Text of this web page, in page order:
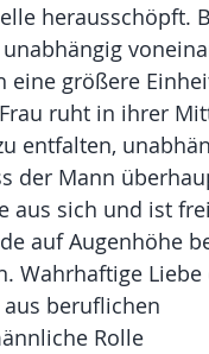
herausschöpft.
größere
ruht in ihrer
entfalten,
der Mann
aus sich und ist
auf Augenhöhe
Wahrhaftige
beruflichen
Rolle